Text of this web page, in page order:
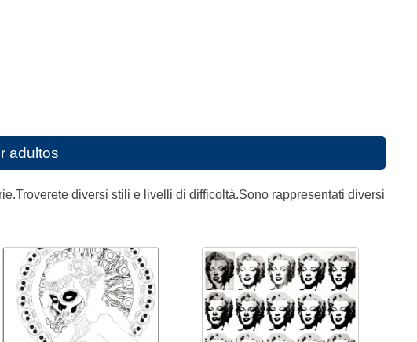
adultos
diversi stili e livelli di difficoltà.Sono rappresentati diversi